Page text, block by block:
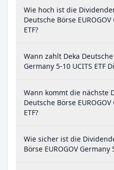
Wie hoch ist die
Deutsche Börse
ETF?
Wann zahlt Deka Deutsche
Germany 5-10 UCITS ETF
Wann kommt die nächste
Deutsche Börse
ETF?
Wie sicher ist die
Börse EUROGOV Germany